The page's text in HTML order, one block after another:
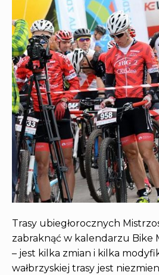
Trasy ubiegłorocznych
zabraknąć w kalendarzu Bike
– jest kilka zmian i kilka
wałbrzyskiej trasy jest